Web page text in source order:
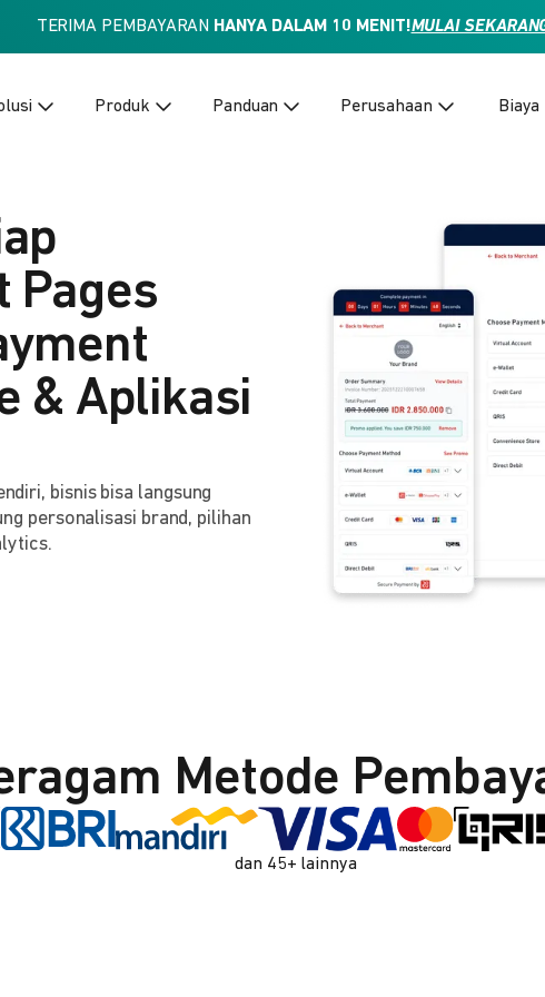
TERIMA PEMBAYARAN HANYA DALAM 10 MENIT!MULAI
Produk Panduan Perusahaan Biaya
Pages
& Aplikasi
bisnis bisa langsung
personalisasi brand, pilihan
Metode
dan 45+ lainnya